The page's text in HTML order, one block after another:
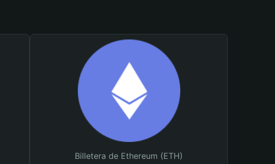
Billetera de Ethereum (ETH)